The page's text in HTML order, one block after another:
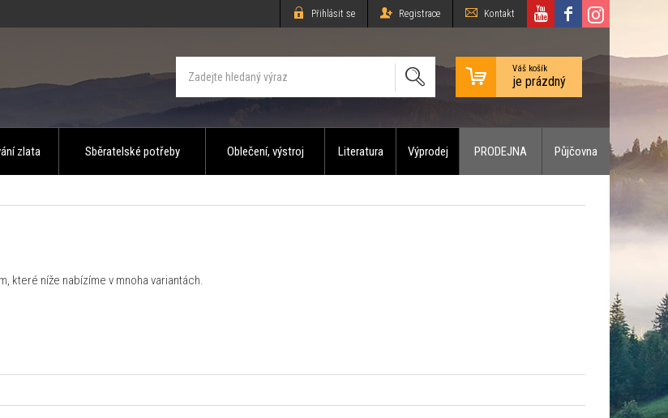
Přihlásit se Registrace Kontakt
Váš košík
je prázdný
zlata Sběratelské potřeby Oblečení, výstroj Literatura Výprodej PRODEJNA Půjčovna
které níže nabízíme v mnoha variantách.